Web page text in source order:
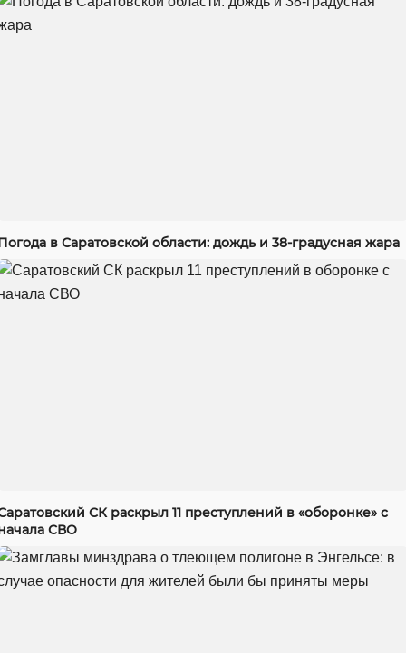
в Саратовской области: дождь и 38-градусная жара
СК раскрыл 11 преступлений в «оборонке» с
СВО